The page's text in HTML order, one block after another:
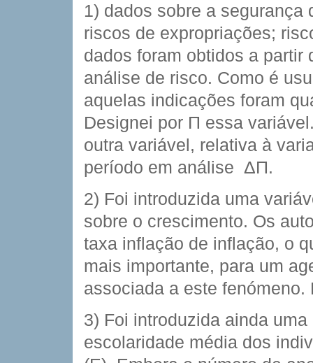
1) dados sobre a segurança
riscos de expropriações;
dados foram obtidos a partir
análise de risco. Como é
aquelas indicações foram
Designei por Π essa
outra variável, relativa à
período em análise  ΔΠ.
2) Foi introduzida uma
sobre o crescimento. Os
taxa inflação de inflação, o
mais importante, para um
associada a este fenómeno.
3) Foi introduzida ainda
escolaridade média dos